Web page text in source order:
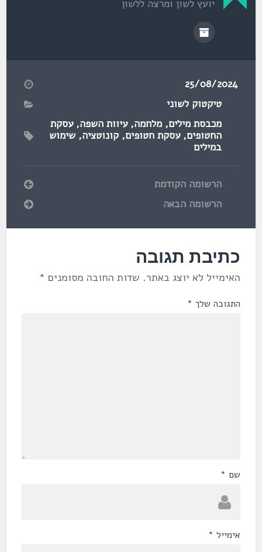
יועץ לשון ומרצה ללשון
25/08/2024
טיקטוק לשוני
מכבסת מילים,מלחמה,עיוות השפה,עסקת
החטופים,עסקת חטופים,קונוטציה,שימוש
במילים
הרשומה הקודמת
הרשומה הבאה
כתיבת תגובה
האימייל לא יוצג באתר. שדות החובה מסומנים *
התגובה שלך *
שם *
אימייל *